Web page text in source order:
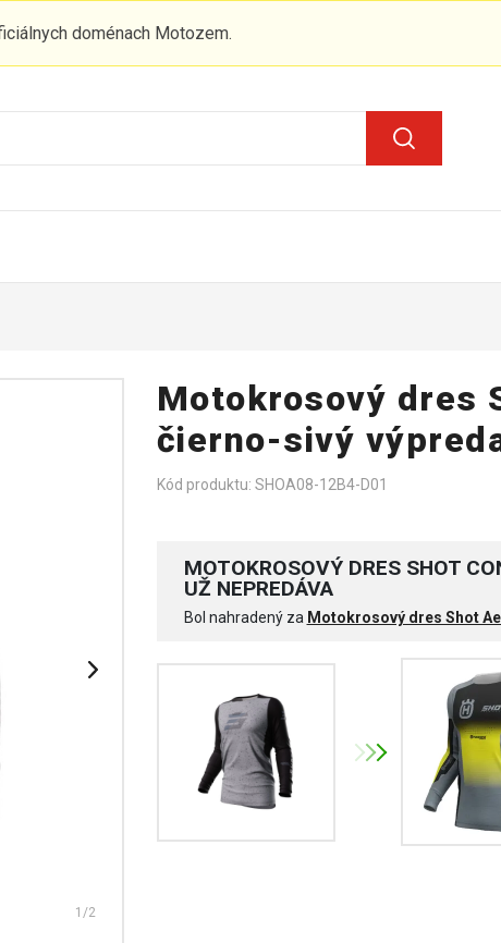
doménach Motozem.
Motokrosový dres
čierno-sivý
Kód produktu: SHOA08-12B4-D01
1 /2
MOTOKROSOVÝ DRES SHOT
UŽ NEPREDÁVA
Bol nahradený za Motokrosový dres Shot